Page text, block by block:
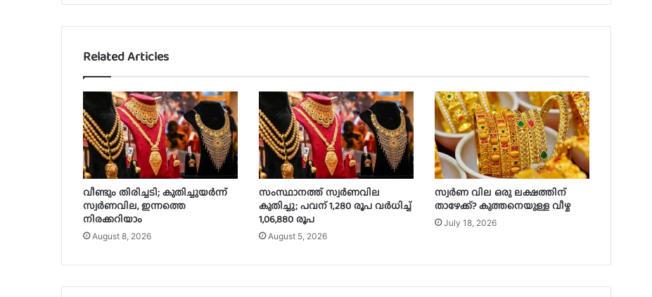
Related Articles
വീണ്ടും തിരിച്ചടി; കുതിച്ചുയർന്ന്
സ്വർണവില, ഇന്നത്തെ
നിരക്കറിയാം
August 8, 2026
സംസ്ഥാനത്ത് സ്വർണവില
കുതിച്ചു; പവന് 1,280 രൂപ വർധിച്ച്
1,06,880 രൂപ
August 5, 2026
സ്വര്‍ണ വില ഒരു ലക്ഷത്തിന്
താഴേക്ക്? കുത്തനെയുള്ള വീഴ്ച
July 18, 2026